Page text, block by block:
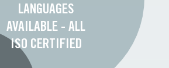
LANGUAGES
AVAILABLE - ALL
ISO CERTIFIED